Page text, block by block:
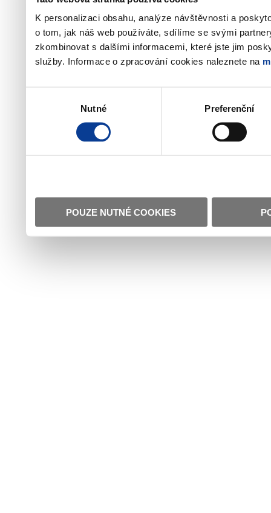
K personalizaci obsahu, analýze návštěvnosti a
o tom, jak náš web používáte, sdílíme se svými
zkombinovat s dalšími informacemi, které jste jim
služby. Informace o zpracování cookies naleznete na
Nutné Preferenční
POUZE NUTNÉ COOKIES